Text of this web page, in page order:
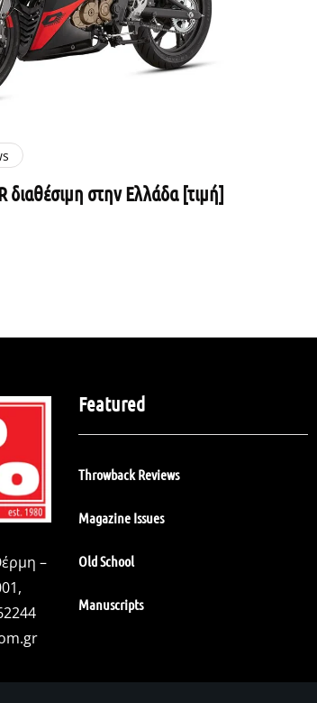
διαθέσιμη στην Ελλάδα [τιμή]
–
Featured
Throwback Reviews
Magazine Issues
Old School
Manuscripts